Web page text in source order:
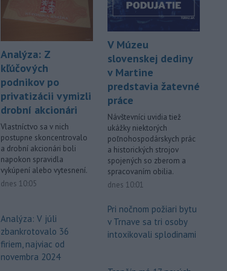
ostrova Szigetcsúcs na Dunaji v
približne 500 kilogramov. Samospráva
to v stredu uviedla na svojej webovej
stránke, pričom neskôr napísala, že
pyrotechnici ju úspešne odstránili.
Libanonu zahynul v stredu jeden
človek a ďalších 11 utrpelo zranenia.
Izraelská armáda zároveň oznámila,
že v danej oblasti začala novú vlnu
leteckých útokov. Stalo sa tak v reakcii
na údajné porušenie prímeria zo
Analýza: Z
kľúčových
podnikov po
privatizácii vymizli
drobní akcionári
Vlastníctvo sa v nich
postupne skoncentrovalo
a drobní akcionári boli
napokon spravidla
vykúpení alebo vytesnení.
dnes 10:05
Analýza: V júli
zbankrotovalo 36
firiem, najviac od
novembra 2024
V Múzeu
slovenskej dediny
v Martine
predstavia žatevné
práce
Návštevníci uvidia tiež
ukážky niektorých
poľnohospodárskych prác
a historických strojov
spojených so zberom a
spracovaním obilia.
dnes 10:01
Pri nočnom požiari bytu
v Trnave sa tri osoby
intoxikovali splodinami